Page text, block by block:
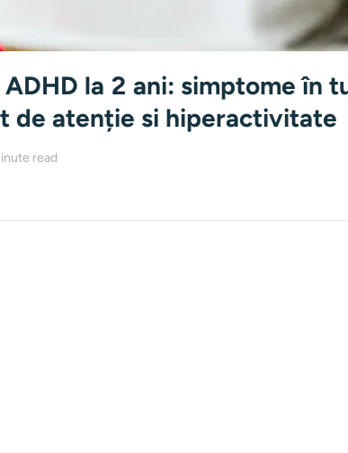
la 2 ani: simptome în
de atenție si hiperactivitate
read